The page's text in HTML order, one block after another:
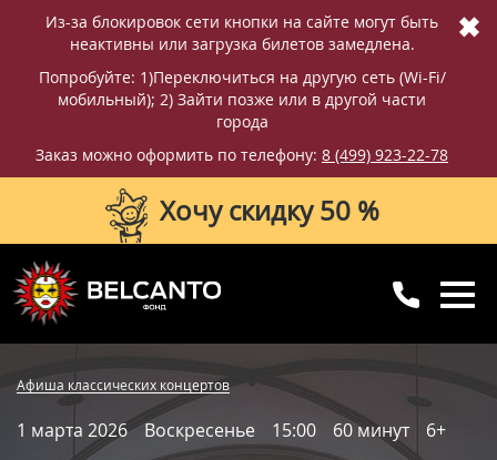
Из-за блокировок сети кнопки на сайте могут быть
неактивны или загрузка билетов замедлена.
Попробуйте: 1)Переключиться на другую сеть (Wi-Fi/
мобильный); 2) Зайти позже или в другой части
города
Заказ можно оформить по телефону: 8 (499) 923-22-78
✖
Хочу скидку 50 %
с 10:00 до 20:00
Отзывы
Вопросы и ответы Схема зала
Афиша классических концертов
1 марта 2026 Воскресенье 15:00 60 минут 6+